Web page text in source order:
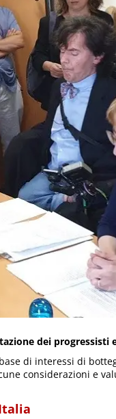
dei progressisti
di interessi di
considerazioni e